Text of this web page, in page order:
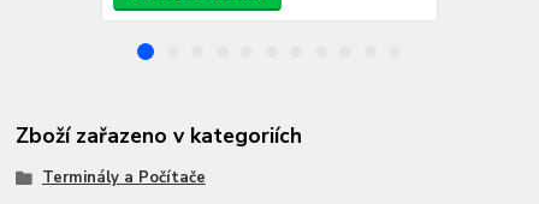
Zboží zařazeno v kategoriích
Terminály a Počítače